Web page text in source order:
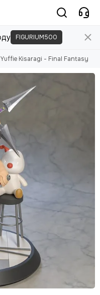
FIGURIUM500
Yuffie Kisaragi - Final Fantasy